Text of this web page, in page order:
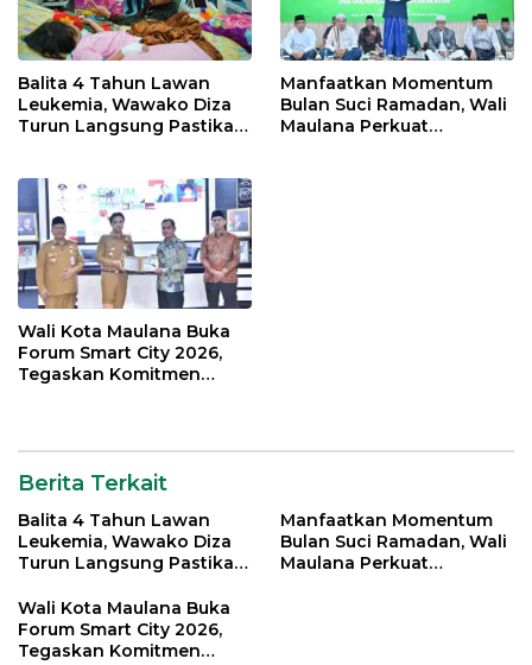
Balita 4 Tahun Lawan
Leukemia, Wawako Diza
Turun Langsung Pastikan
Manfaatkan Momentum
Bulan Suci Ramadan, Wali
Maulana Perkuat
Wali Kota Maulana Buka
Forum Smart City 2026,
Tegaskan Komitmen
Berita Terkait
Balita 4 Tahun Lawan
Leukemia, Wawako Diza
Turun Langsung Pastikan
Manfaatkan Momentum
Bulan Suci Ramadan, Wali
Maulana Perkuat
Wali Kota Maulana Buka
Forum Smart City 2026,
Tegaskan Komitmen